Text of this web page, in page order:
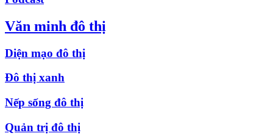
Văn minh đô thị
Diện mạo đô thị
Đô thị xanh
Nếp sống đô thị
Quản trị đô thị